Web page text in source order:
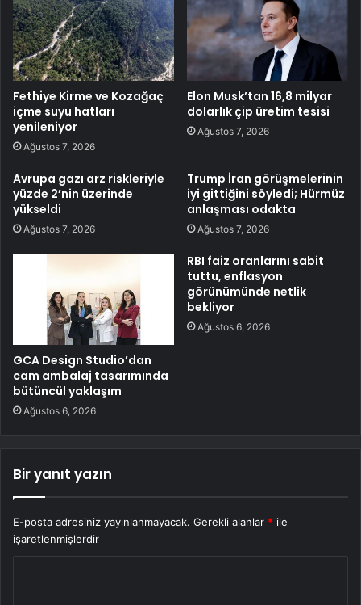
Fethiye Kirme ve Kozağaç
içme suyu hatları
yenileniyor
Ağustos 7, 2026
Elon Musk’tan 16,8 milyar
dolarlık çip üretim tesisi
Ağustos 7, 2026
Avrupa gazı arz riskleriyle
yüzde 2’nin üzerinde
yükseldi
Ağustos 7, 2026
Trump İran görüşmelerinin
iyi gittiğini söyledi; Hürmüz
anlaşması odakta
Ağustos 7, 2026
GCA Design Studio’dan
cam ambalaj tasarımında
bütüncül yaklaşım
Ağustos 6, 2026
RBI faiz oranlarını sabit
tuttu, enflasyon
görünümünde netlik
bekliyor
Ağustos 6, 2026
Bir yanıt yazın
E-posta adresiniz yayınlanmayacak. Gerekli alanlar * ile
işaretlenmişlerdir